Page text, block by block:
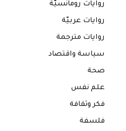
روايات رومانسيّة
روايات عربيّة
روايات مترجمة
سياسة واقتصاد
صحة
علم نفس
فكر وثقافة
فلسفة